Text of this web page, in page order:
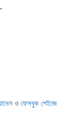
ও ফেসবুক পেইজে